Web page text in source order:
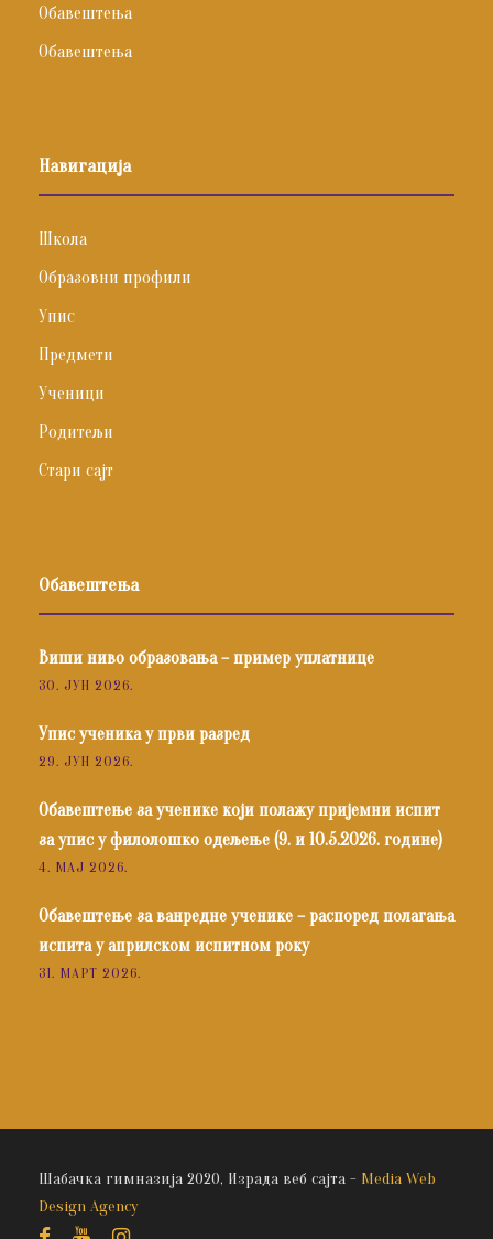
Обавештења
Обавештења
Навигација
Школа
Образовни профили
Упис
Предмети
Ученици
Родитељи
Стари сајт
Обавештења
Виши ниво образовања – пример уплатнице
30. ЈУН 2026.
Упис ученика у први разред
29. ЈУН 2026.
Обавештење за ученике који полажу пријемни испит
за упис у филолошко одељење (9. и 10.5.2026. године)
4. МАЈ 2026.
Обавештење за ванредне ученике – распоред полагања
испита у априлском испитном року
31. МАРТ 2026.
Шабачка гимназија 2020, Израда веб сајта - Media Web
Design Agency